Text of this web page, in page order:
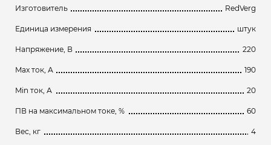
Изготовитель RedVerg
Единица измерения штук
Напряжение, В 220
Max ток, А 190
Min ток, А 20
ПВ на максимальном токе, % 60
Вес, кг 4